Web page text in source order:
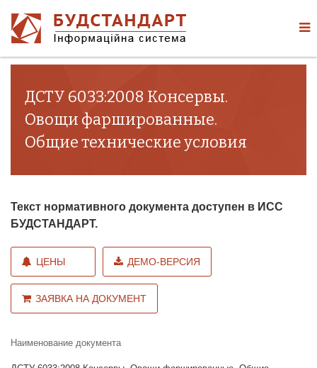
ДСТУ 6033:2008 Консервы.
Овощи фаршированные.
Общие технические условия
Текст нормативного документа доступен в ИСС
БУДСТАНДАРТ.
ЦЕНЫ ДЕМО-ВЕРСИЯ
ЗАЯВКА НА ДОКУМЕНТ
Наименование документа